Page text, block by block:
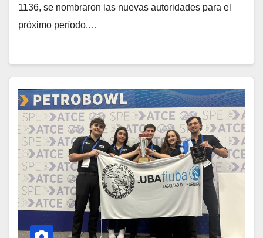
1136, se nombraron las nuevas autoridades para el
próximo período.…